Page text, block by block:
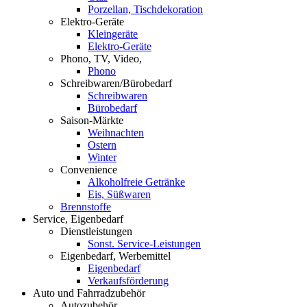
Porzellan, Tischdekoration
Elektro-Geräte
Kleingeräte
Elektro-Geräte
Phono, TV, Video,
Phono
Schreibwaren/Bürobedarf
Schreibwaren
Bürobedarf
Saison-Märkte
Weihnachten
Ostern
Winter
Convenience
Alkoholfreie Getränke
Eis, Süßwaren
Brennstoffe
Service, Eigenbedarf
Dienstleistungen
Sonst. Service-Leistungen
Eigenbedarf, Werbemittel
Eigenbedarf
Verkaufsförderung
Auto und Fahrradzubehör